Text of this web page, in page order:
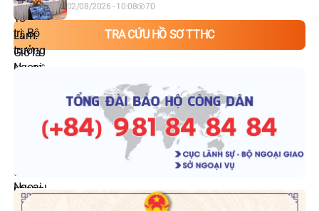
02/08/2026 - 10:08 70
TRA CỨU HỒ SƠ TTHC